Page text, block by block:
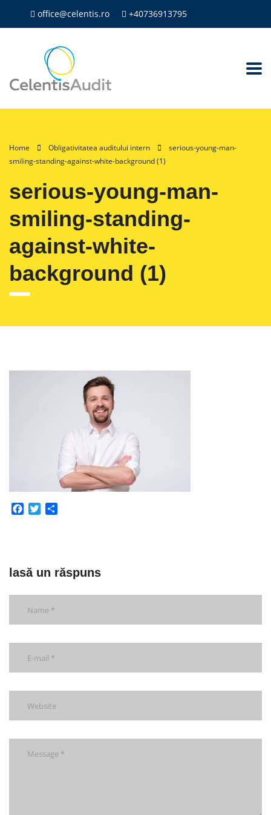
office@celentis.ro +40736913795
Home Obligativitatea auditului intern
serious-young-man-
smiling-standing-against-white-background (1)
serious-young-man-
smiling-standing-
against-white-
background (1)
Facebook
Twitter
lasă un răspuns